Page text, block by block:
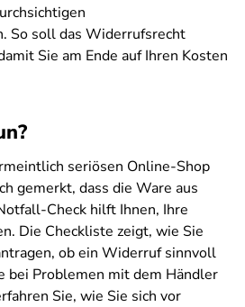
So soll das Widerrufsrecht
Sie am Ende auf Ihren Kosten
seriösen Online-Shop
gemerkt, dass die Ware aus
Check hilft Ihnen, Ihre
Die Checkliste zeigt, wie Sie
ob ein Widerruf sinnvoll
bei Problemen mit dem Händler
Sie, wie Sie sich vor